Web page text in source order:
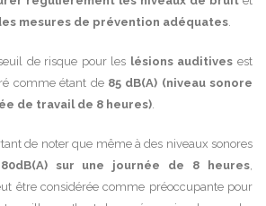
mesures de prévention adéquates.
de risque pour les lésions auditives est
comme étant de 85 dB(A) (niveau sonore
de travail de 8 heures).
de noter que même à des niveaux sonores
80dB(A) sur une journée de 8 heures,
être considérée comme préoccupante pour